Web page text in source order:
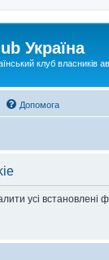
Україна
клуб власників
Допомога
усі